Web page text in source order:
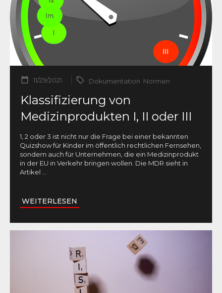
11/29/2021 Dokumentation Normen
Klassifizierung von
Medizinprodukten I, II oder III
1, 2 oder 3 ist nicht nur die Frage bei einer bekannten
Quizshow für Kinder im öffentlich rechtlichen Fernsehen,
sondern auch für Unternehmen, die ein Medizinprodukt
in der EU in Verkehr bringen wollen. Die MDR sieht in
Artikel ...
WEITERLESEN